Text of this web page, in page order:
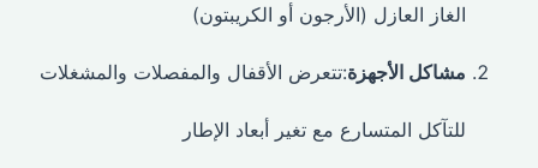
الغاز العازل (الأرجون أو الكريبتون)
مشاكل الأجهزة :تتعرض الأقفال والمفصلات والمشغلات
للتآكل المتسارع مع تغير أبعاد الإطار